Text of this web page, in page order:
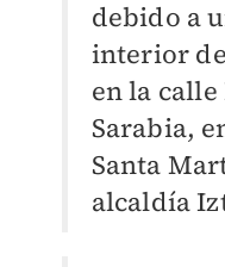
debido a
interior
en la
Sarabia,
Santa
alcaldía